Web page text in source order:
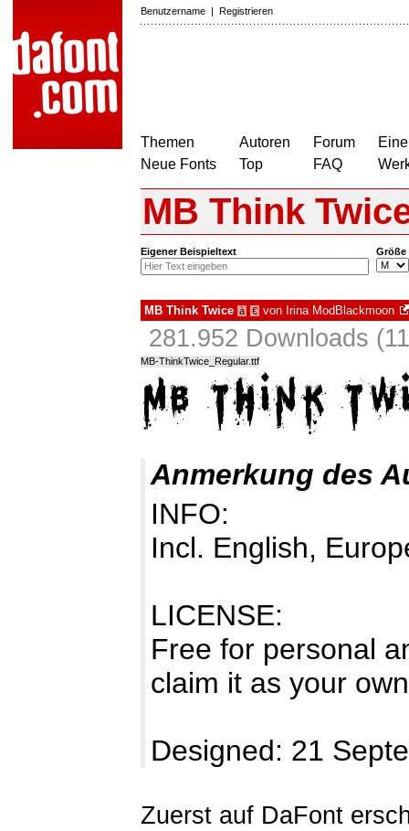
Benutzername | Registrieren
Themen
Neue Fonts
Autoren
Top
Forum
FAQ
MB Think
Eigener Beispieltext Größe
MB Think Twice à € von Irina ModBlackmoon
281.952 Downloads
MB-ThinkTwice_Regular.ttf
Anmerkung des
INFO:
Incl. English,
LICENSE:
Free for personal
claim it as your
Designed: 21
Zuerst auf DaFont